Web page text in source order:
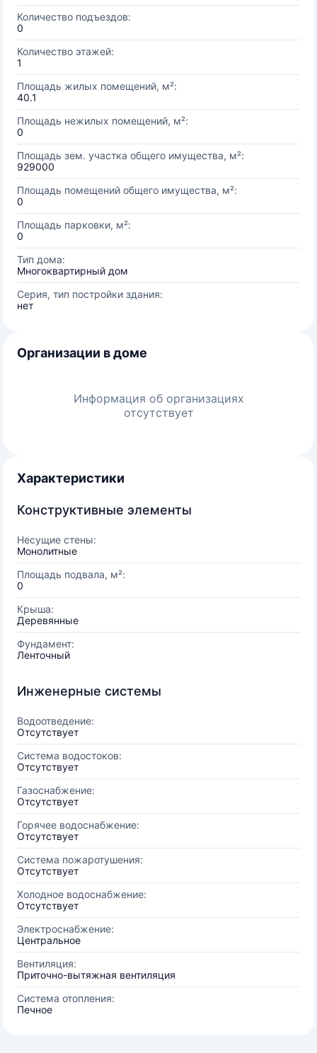
Количество подъездов:
0
Количество этажей:
1
Площадь жилых помещений, м²:
40.1
Площадь нежилых помещений, м²:
0
Площадь зем. участка общего имущества, м²:
929000
Площадь помещений общего имущества, м²:
0
Площадь парковки, м²:
0
Тип дома:
Многоквартирный дом
Серия, тип постройки здания:
нет
Организации в доме
Информация об организациях
отсутствует
Характеристики
Конструктивные элементы
Несущие стены:
Монолитные
Площадь подвала, м²:
0
Крыша:
Деревянные
Фундамент:
Ленточный
Инженерные системы
Водоотведение:
Отсутствует
Система водостоков:
Отсутствует
Газоснабжение:
Отсутствует
Горячее водоснабжение:
Отсутствует
Система пожаротушения:
Отсутствует
Холодное водоснабжение:
Отсутствует
Электроснабжение:
Центральное
Вентиляция:
Приточно-вытяжная вентиляция
Система отопления:
Печное